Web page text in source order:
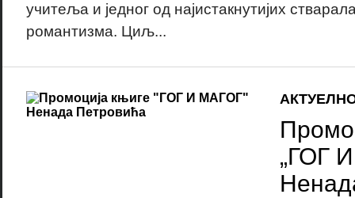
учитеља и једног од најистакнутијих
романтизма. Циљ...
„ГОГ